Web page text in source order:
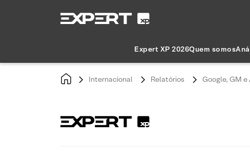
Expert XP 2026Quem somos
Internacional Relatórios Google, GM